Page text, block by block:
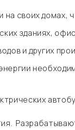
своих домах,
зданиях,
и других